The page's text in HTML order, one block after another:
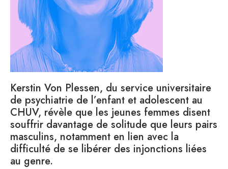
Kerstin Von Plessen, du service universitaire
de psychiatrie de l’enfant et adolescent au
CHUV, révèle que les jeunes femmes disent
souffrir davantage de solitude que leurs pairs
masculins, notamment en lien avec la
difficulté de se libérer des injonctions liées
au genre.